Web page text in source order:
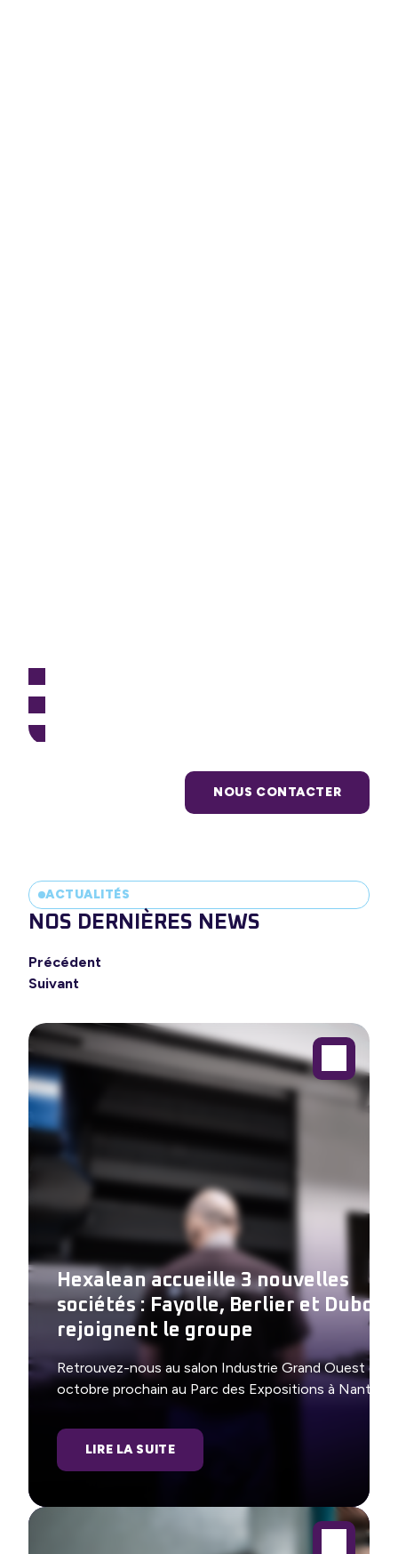
NOUS CONTACTER
ACTUALITÉS
NOS DERNIÈRES NEWS
Précédent
Suivant
Hexalean accueille 3 nouvelles
sociétés : Fayolle, Berlier et Dubois
rejoignent le groupe
Retrouvez-nous au salon Industrie Grand Ouest en
octobre prochain au Parc des Expositions à Nantes
LIRE LA SUITE